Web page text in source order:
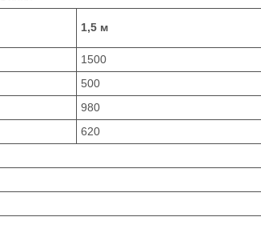
1,5 м
1500
500
980
620